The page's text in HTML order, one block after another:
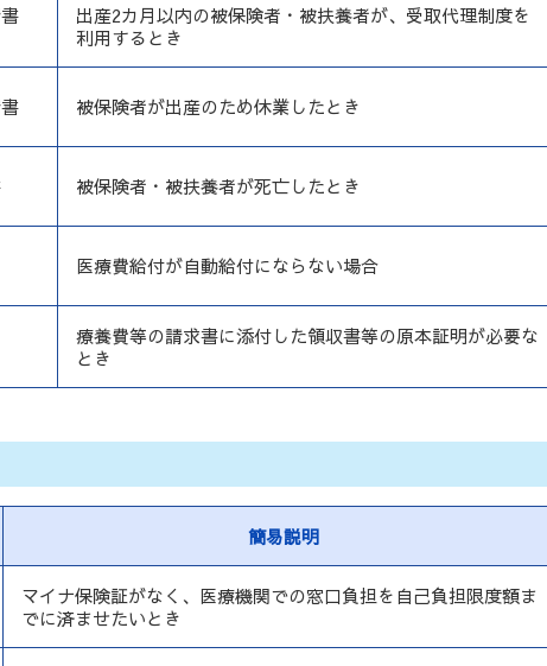
出産2カ月以内の被保険者・被扶養者が、受取代理制度を
利用するとき
被保険者が出産のため休業したとき
被保険者・被扶養者が死亡したとき
医療費給付が自動給付にならない場合
療養費等の請求書に添付した領収書等の原本証明が必要な
とき
簡易説明
マイナ保険証がなく、医療機関での窓口負担を自己負担限度額ま
でに済ませたいとき